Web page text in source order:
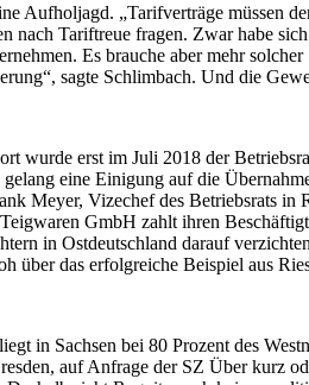
Aufholjagd. „Tarifverträge müssen
nach Tariftreue fragen. Zwar habe
Es brauche aber mehr
sagte Schlimbach. Und die
wurde erst im Juli 2018 der
eine Einigung auf die
Meyer, Vizechef des Betriebsrats
GmbH zahlt ihren
in Ostdeutschland darauf
über das erfolgreiche Beispiel aus
in Sachsen bei 80 Prozent des
auf Anfrage der SZ Über kurz